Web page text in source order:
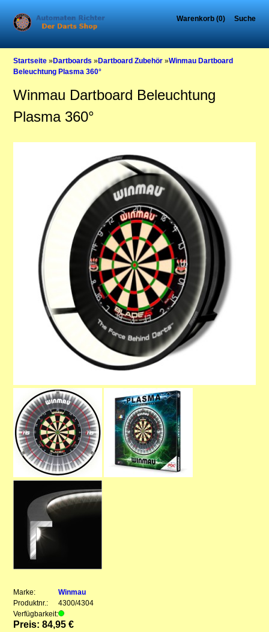
Warenkorb (0) Suche
Startseite »Dartboards »Dartboard Zubehör »Winmau Dartboard
Beleuchtung Plasma 360°
Winmau Dartboard Beleuchtung
Plasma 360°
Marke:
Winmau
Produktnr.:
4300/4304
Verfügbarkeit:
Preis: 84,95 €